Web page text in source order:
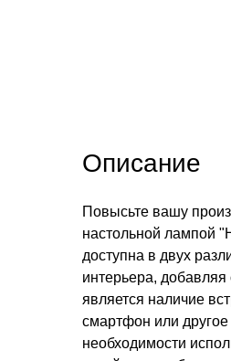
Описание
Повысьте вашу
настольной лампой
доступна в двух
интерьера,
является наличие
смартфон или другое
необходимости